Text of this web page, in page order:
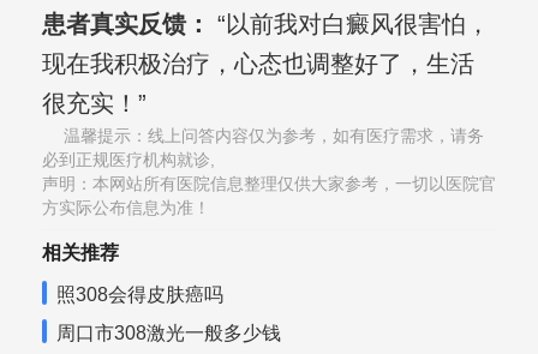
患者真实反馈：
“以前我对白癜风很害怕，
现在我积极治疗，心态也调整好了，生活
很充实！”
温馨提示：线上问答内容仅为参考，如有医疗需求，请务
必到正规医疗机构就诊,
声明：本网站所有医院信息整理仅供大家参考，一切以医院官
方实际公布信息为准！
相关推荐
照308会得皮肤癌吗
周口市308激光一般多少钱